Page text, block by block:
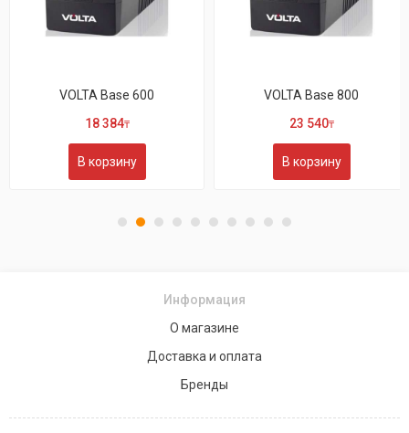
VOLTA Base 800
В корзину
VOLTA Active 650
В корзину
Информация
О магазине
Доставка и оплата
Бренды